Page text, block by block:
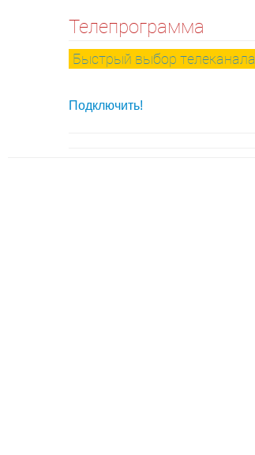
Телепрограмма
Быстрый выбор телеканала
Подключить!